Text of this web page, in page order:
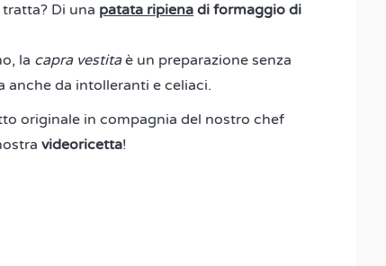
Di una patata ripiena di formaggio di
la capra vestitaè un preparazione senza
anche da intolleranti e celiaci.
originale in compagnia del nostro chef
videoricetta!